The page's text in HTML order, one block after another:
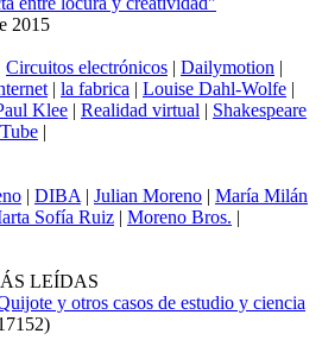
2015
Circuitos electrónicos | Dailymotion |
| la fabrica | Louise Dahl-Wolfe |
Klee | Realidad virtual | Shakespeare
|
| DIBA | Julian Moreno | María Milán
Sofía Ruiz | Moreno Bros. |
LEÍDAS
y otros casos de estudio y ciencia
)